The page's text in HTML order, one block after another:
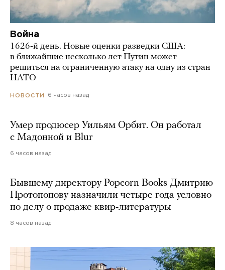
Война
1626-й день. Новые оценки разведки США:
в ближайшие несколько лет Путин может
решиться на ограниченную атаку на одну из стран
НАТО
НОВОСТИ 6 часов назад
Умер продюсер Уильям Орбит. Он работал
с Мадонной и Blur
6 часов назад
Бывшему директору Popcorn Books Дмитрию
Протопопову назначили четыре года условно
по делу о продаже квир-литературы
8 часов назад